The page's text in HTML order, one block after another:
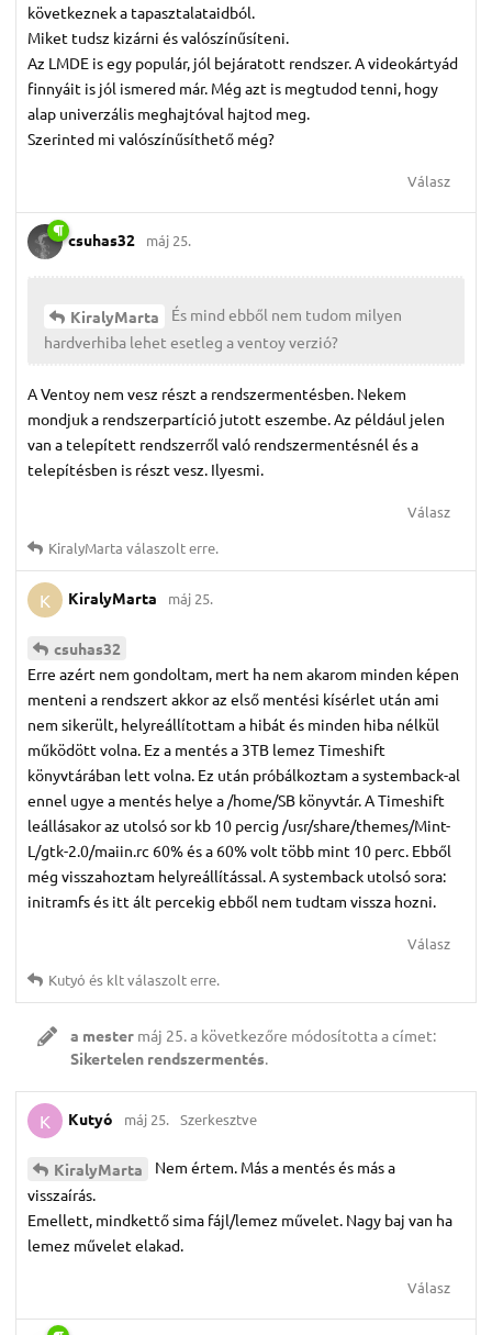
következnek a tapasztalataidból.
Miket tudsz kizárni és valószínűsíteni.
Az LMDE is egy populár, jól bejáratott rendszer. A videokártyád
finnyáit is jól ismered már. Még azt is megtudod tenni, hogy
alap univerzális meghajtóval hajtod meg.
Szerinted mi valószínűsíthető még?
Válasz
csuhas32 máj 25.
KiralyMarta
És mind ebből nem tudom milyen
hardverhiba lehet esetleg a ventoy verzió?
A Ventoy nem vesz részt a rendszermentésben. Nekem
mondjuk a rendszerpartíció jutott eszembe. Az például jelen
van a telepített rendszerről való rendszermentésnél és a
telepítésben is részt vesz. Ilyesmi.
Válasz
KiralyMarta válaszolt erre.
K KiralyMarta máj 25.
csuhas32
Erre azért nem gondoltam, mert ha nem akarom minden képen
menteni a rendszert akkor az első mentési kísérlet után ami
nem sikerült, helyreállítottam a hibát és minden hiba nélkül
működött volna. Ez a mentés a 3TB lemez Timeshift
könyvtárában lett volna. Ez után próbálkoztam a systemback-al
ennel ugye a mentés helye a /home/SB könyvtár. A Timeshift
leállásakor az utolsó sor kb 10 percig /usr/share/themes/Mint-
L/gtk-2.0/maiin.rc 60% és a 60% volt több mint 10 perc. Ebből
még visszahoztam helyreállítással. A systemback utolsó sora:
initramfs és itt ált percekig ebből nem tudtam vissza hozni.
Válasz
Kutyó és kltválaszolt erre.
a mester máj 25.a következőre módosította a címet:
Sikertelen rendszermentés.
K Kutyó máj 25. Szerkesztve
KiralyMarta
Nem értem. Más a mentés és más a
visszaírás.
Emellett, mindkettő sima fájl/lemez művelet. Nagy baj van ha
lemez művelet elakad.
Válasz